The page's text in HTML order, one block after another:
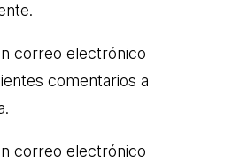
correo electrónico
comentarios a
correo electrónico